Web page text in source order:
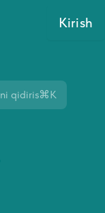
Kirish
⌘K